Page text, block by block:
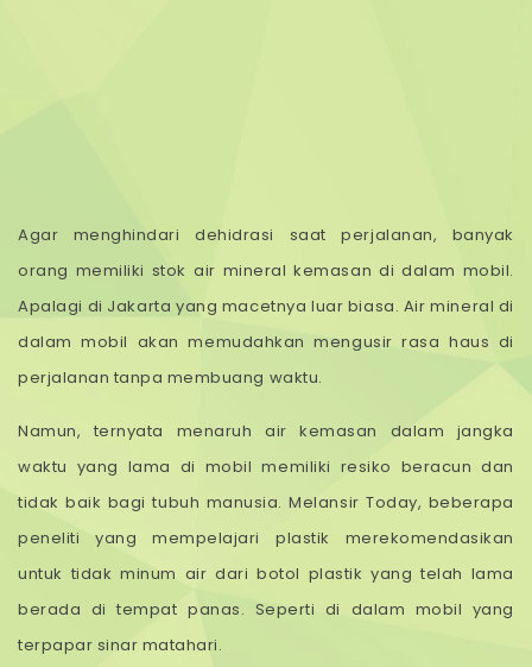
Agar menghindari dehidrasi saat perjalanan, banyak
orang memiliki stok air mineral kemasan di dalam mobil.
Apalagi di Jakarta yang macetnya luar biasa. Air mineral di
dalam mobil akan memudahkan mengusir rasa haus di
perjalanan tanpa membuang waktu.
Namun, ternyata menaruh air kemasan dalam jangka
waktu yang lama di mobil memiliki resiko beracun dan
tidak baik bagi tubuh manusia. Melansir Today, beberapa
peneliti yang mempelajari plastik merekomendasikan
untuk tidak minum air dari botol plastik yang telah lama
berada di tempat panas. Seperti di dalam mobil yang
terpapar sinar matahari.